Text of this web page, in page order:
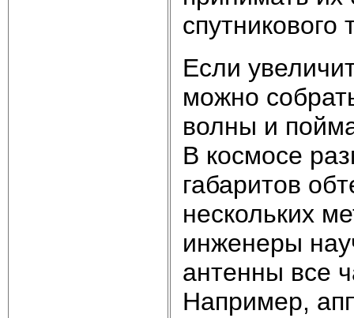
спутникового
Если
можно
волны и
В космосе
габаритов
нескольких
инженеры
антенны все
Например,